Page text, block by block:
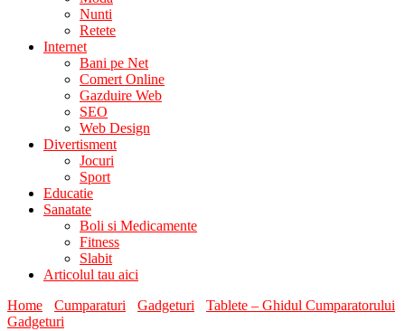
Nunti
Retete
Internet
Bani pe Net
Comert Online
Gazduire Web
SEO
Web Design
Divertisment
Jocuri
Sport
Educatie
Sanatate
Boli si Medicamente
Fitness
Slabit
Articolul tau aici
Home
Cumparaturi Gadgeturi
Tablete – Ghidul Cumparatorului
Gadgeturi